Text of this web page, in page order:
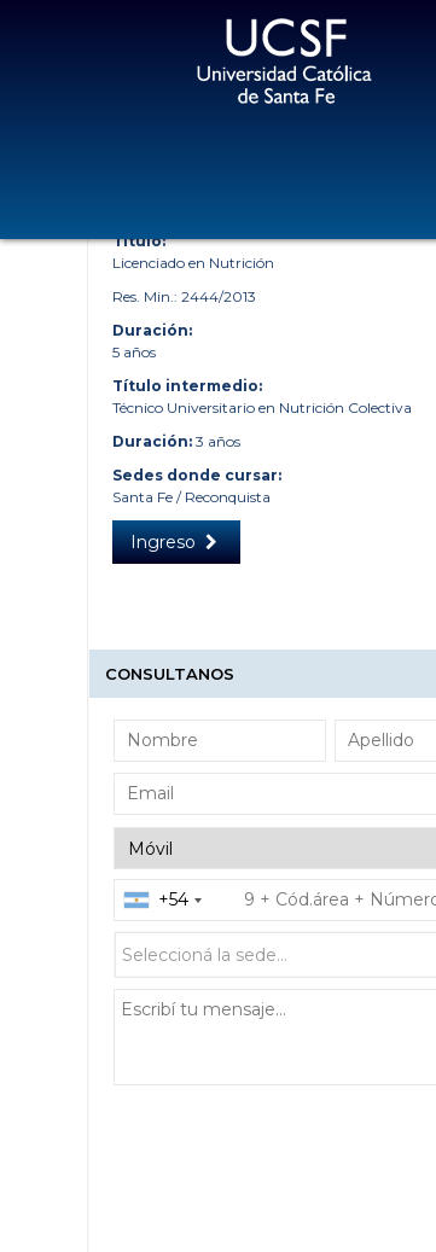
Título:
Licenciado en Nutrición
Res. Min.: 2444/2013
Duración:
5 años
Título intermedio:
Técnico Universitario en Nutrición Colectiva
Duración: 3 años
Sedes donde cursar:
Santa Fe / Reconquista
Ingreso
CONSULTANOS
+54
Seleccioná la sede...